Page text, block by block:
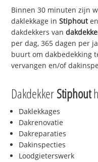
Binnen 30 minuten zijn
daklekkage inStiphout
dakdekkers van
per dag, 365 dagen per
buurt om dakbedekking
vervangen en/of
DakdekkerStiphout
Daklekkages
Dakrenovatie
Dakreparaties
Dakinspecties
Loodgieterswerk